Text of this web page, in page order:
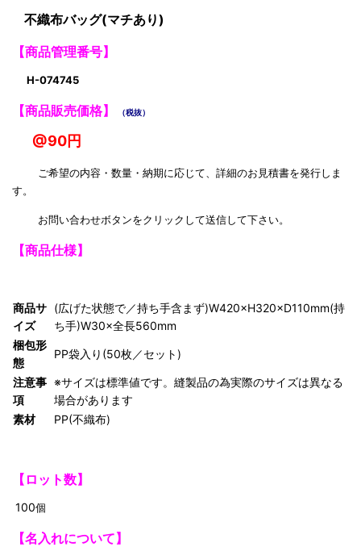
不織布バッグ(マチあり)
【商品管理番号】
H-074745
【商品販売価格】 （税抜）
@90円
ご希望の内容・数量・納期に応じて、詳細のお見積書を発行しま
す。
お問い合わせボタンをクリックして送信して下さい。
【商品仕様】
商品サ
イズ
(広げた状態で／持ち手含まず)W420×H320×D110mm(持
ち手)W30×全長560mm
梱包形
態
PP袋入り(50枚／セット)
注意事
項
※サイズは標準値です。縫製品の為実際のサイズは異なる
場合があります
素材
PP(不織布)
【ロット数】
100個
【名入れについて】